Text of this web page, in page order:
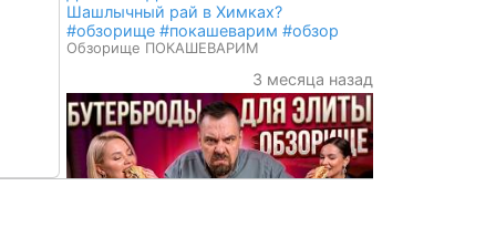
Шашлычный рай в Химках?
#обзорище #покашеварим #обзор
Обзорище ПОКАШЕВАРИМ
3 месяца назад